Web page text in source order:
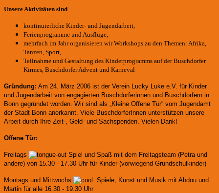
Unsere Aktivitäten sind
kontinuierliche Kinder- und Jugendarbeit,
Ferienprogramme und Ausflüge,
mehrfach im Jahr organisieren wir Workshops zu den Themen: Afrika,
Tanzen, Sport, ...
Teilnahme und Gestaltung des Kinderprogramms auf der Buschdorfer
Kirmes, Buschdorfer Advent und Karneval
Gründung: Am 24. März 2006 ist der Verein Lucky Luke e.V. für Kinder
und Jugendarbeit von engagierten Buschdorferinnen und Buschdorfern in
Bonn gegründet worden. Wir sind als „Kleine Offene Tür“ vom Jugendamt
der Stadt Bonn anerkannt. Viele BuschdorferInnen unterstützen unsere
Arbeit durch Ihre Zeit-, Geld- und Sachspenden. Vielen Dank!
Offene Tür:
Freitags
Spiel und Spaß mit dem Freitagsteam (Petra und
andere) von 15.30 - 17.30 Uhr für Kinder (vorwiegend Grundschulkinder)
Montags und Mittwochs
Spiele, Kunst und Musik mit Abdou und
Martin für alle 16.30 - 19.30 Uhr